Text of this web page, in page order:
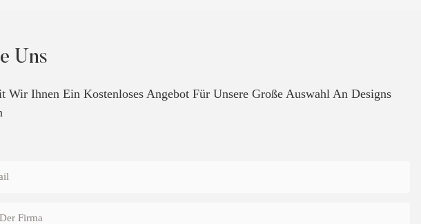
Uns
Ihnen Ein Kostenloses Angebot Für Unsere Große Auswahl An Designs
Firma